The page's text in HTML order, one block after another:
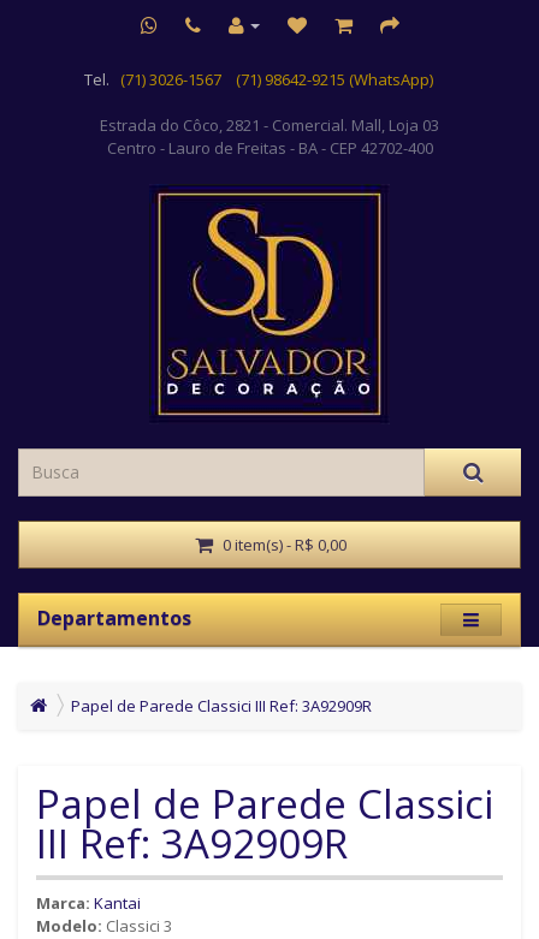
Tel. (71) 3026-1567 (71) 98642-9215 (WhatsApp)
Estrada do Côco, 2821 - Comercial. Mall, Loja 03
Centro - Lauro de Freitas - BA - CEP 42702-400
0 item(s) - R$ 0,00
Departamentos
Papel de Parede Classici III Ref: 3A92909R
Papel de Parede Classici
III Ref: 3A92909R
Marca: Kantai
Modelo: Classici 3